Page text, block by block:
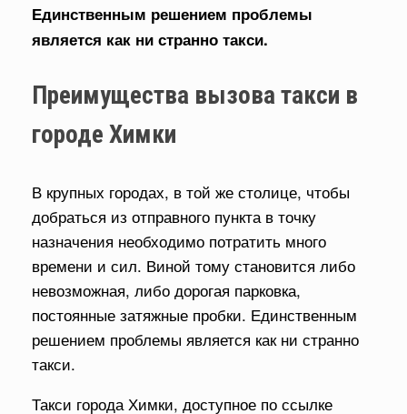
Единственным решением проблемы
является как ни странно такси.
Преимущества вызова такси в
городе Химки
В крупных городах, в той же столице, чтобы
добраться из отправного пункта в точку
назначения необходимо потратить много
времени и сил. Виной тому становится либо
невозможная, либо дорогая парковка,
постоянные затяжные пробки. Единственным
решением проблемы является как ни странно
такси.
Такси города Химки, доступное по ссылке